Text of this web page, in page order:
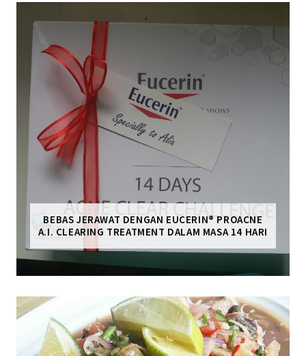
BEBAS JERAWAT DENGAN EUCERIN® PROACNE
A.I. CLEARING TREATMENT DALAM MASA 14 HARI